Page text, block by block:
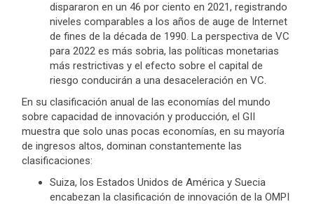
dispararon en un 46 por ciento en 2021, registrando
niveles comparables a los años de auge de Internet
de fines de la década de 1990. La perspectiva de VC
para 2022 es más sobria, las políticas monetarias
más restrictivas y el efecto sobre el capital de
riesgo conducirán a una desaceleración en VC.
En su clasificación anual de las economías del mundo
sobre capacidad de innovación y producción, el GII
muestra que solo unas pocas economías, en su mayoría
de ingresos altos, dominan constantemente las
clasificaciones:
Suiza, los Estados Unidos de América y Suecia
encabezan la clasificación de innovación de la OMPI